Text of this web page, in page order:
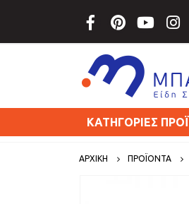
ΚΑΤΗΓΟΡΙΕΣ
ΑΡΧΙΚΗ ΠΡΟΪΟΝΤΑ